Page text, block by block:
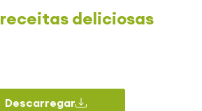
receitas deliciosas
Descarregar